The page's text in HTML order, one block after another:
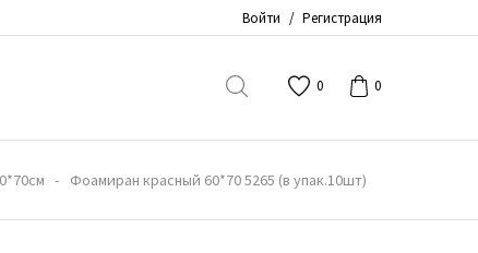
Войти / Регистрация
0 0
Фоамиран красный 60*70 5265 (в упак.10шт)